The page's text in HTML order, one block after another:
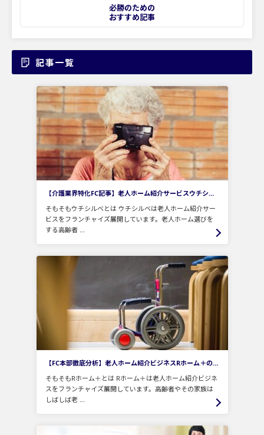
必勝のための
おすすめ記事
記事一覧
【介護業界特化FC記事】老人ホーム紹介サービスウチシルベFCの強みと注意点とは！？
そもそもウチシルベとは ウチシルベは老人ホーム紹介サー
ビスをフランチャイズ展開しています。老人ホーム選びを
する高齢者 ...
【FC本部徹底分析】老人ホーム紹介ビジネスRホーム＋の実態とは！？
そもそもRホーム＋とは Rホーム＋は老人ホーム紹介ビジネ
スをフランチャイズ展開しています。高齢者やその家族は
しばしば老 ...